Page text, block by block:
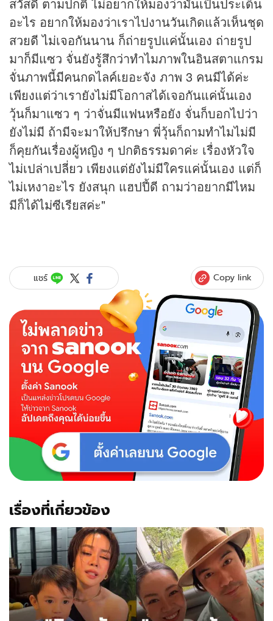
อะไร อยากให้มองว่าเราไปงานวันเกิดแล้วเห็นชุด
สวยดี ไม่เจอกันนาน ก็ถ่ายรูปแค่นั้นเอง ถ่ายรูป
มาก็มีแซว จั่นยังรู้สึกว่าทำไมภาพในอินสตาแกรม
จั่นภาพนี้มีคนกดไลค์เยอะจัง ภาพ 3 คนมีได้ค่ะ
เพียงแต่ว่าเรายังไม่มีโอกาสได้เจอกันแค่นั้นเอง
วุ้นก็มาแซว ๆ ว่าจั่นมีแฟนหรือยัง จั่นก็บอกไปว่า
ยังไม่มี ถ้ามีจะมาให้ปรึกษา พี่วุ้นก็ถามทำไมไม่มี
ก็คุยกันเรื่องผู้หญิง ๆ ปกติธรรมดาค่ะ เรื่องหัวใจ
ไม่เปล่าเปลี่ยว เพียงแต่ยังไม่มีใครแค่นั้นเอง แต่ก็
ไม่เหงาอะไร ยังสนุก แฮปปี้ดี ถามว่าอยากมีไหม
มีก็ได้ไม่ซีเรียสค่ะ"
แชร์ Copy link
เรื่องที่เกี่ยวข้อง